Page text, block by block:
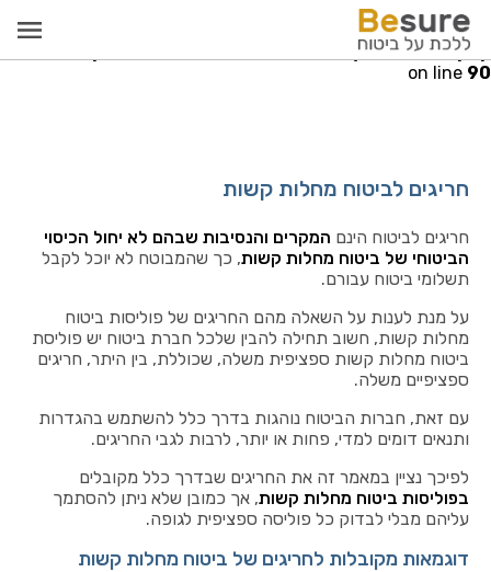
: Invalid argument supplied for foreach() in
public_html/src/models/PayCallModel.php
on line 90
חריגים לביטוח מחלות קשות
חריגים לביטוח הינם המקרים והנסיבות שבהם לא יחול הכיסוי
הביטוחי של ביטוח מחלות קשות, כך שהמבוטח לא יוכל לקבל
תשלומי ביטוח עבורם.
על מנת לענות על השאלה מהם החריגים של פוליסות ביטוח
מחלות קשות, חשוב תחילה להבין שלכל חברת ביטוח יש פוליסת
ביטוח מחלות קשות ספציפית משלה, שכוללת, בין היתר, חריגים
ספציפיים משלה.
עם זאת, חברות הביטוח נוהגות בדרך כלל להשתמש בהגדרות
ותנאים דומים למדי, פחות או יותר, לרבות לגבי החריגים.
לפיכך נציין במאמר זה את החריגים שבדרך כלל מקובלים
בפוליסות ביטוח מחלות קשות, אך כמובן שלא ניתן להסתמך
עליהם מבלי לבדוק כל פוליסה ספציפית לגופה.
דוגמאות מקובלות לחריגים של ביטוח מחלות קשות